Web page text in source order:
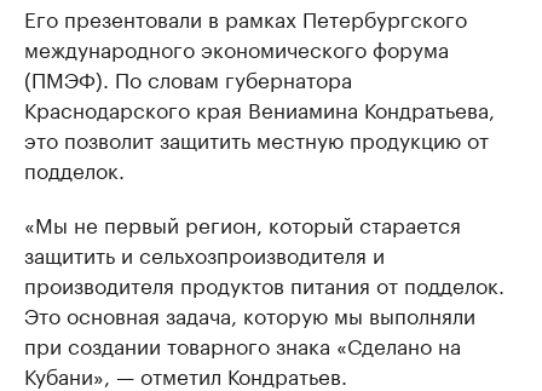
Его презентовали в рамках Петербургского
международного экономического форума
(ПМЭФ). По словам губернатора
Краснодарского края Вениамина Кондратьева,
это позволит защитить местную продукцию от
подделок.
«Мы не первый регион, который старается
защитить и сельхозпроизводителя и
производителя продуктов питания от подделок.
Это основная задача, которую мы выполняли
при создании товарного знака «Сделано на
Кубани», — отметил Кондратьев.